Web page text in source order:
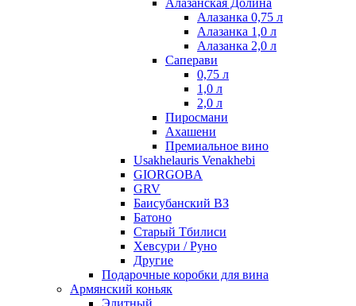
Алазанская Долина
Алазанка 0,75 л
Алазанка 1,0 л
Алазанка 2,0 л
Саперави
0,75 л
1,0 л
2,0 л
Пиросмани
Ахашени
Премиальное вино
Usakhelauris Venakhebi
GIORGOBA
GRV
Баисубанский ВЗ
Батоно
Старый Тбилиси
Хевсури / Руно
Другие
Подарочные коробки для вина
Армянский коньяк
Элитный